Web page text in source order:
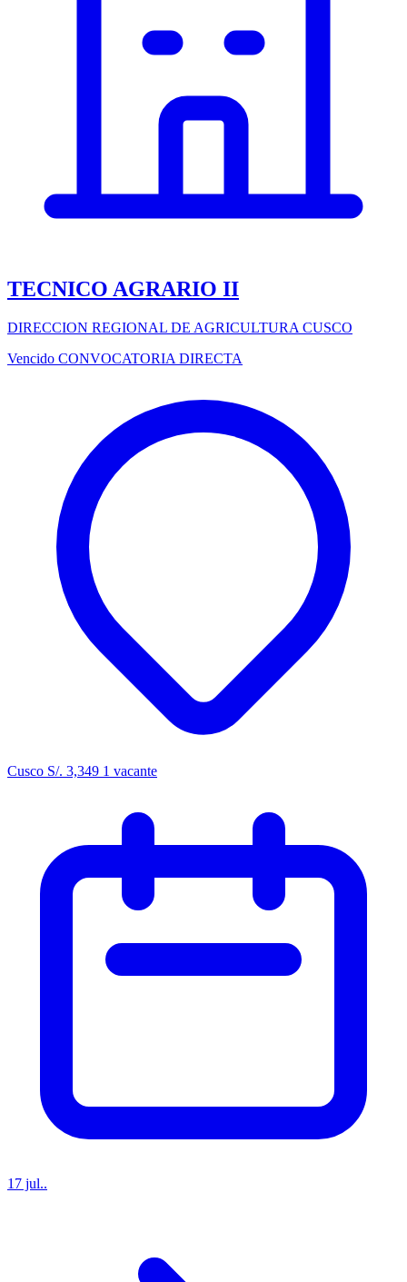
TECNICO AGRARIO II
DIRECCION REGIONAL DE AGRICULTURA CUSCO
Vencido CONVOCATORIA DIRECTA
Cusco S/. 3,349 1 vacante
17 jul..